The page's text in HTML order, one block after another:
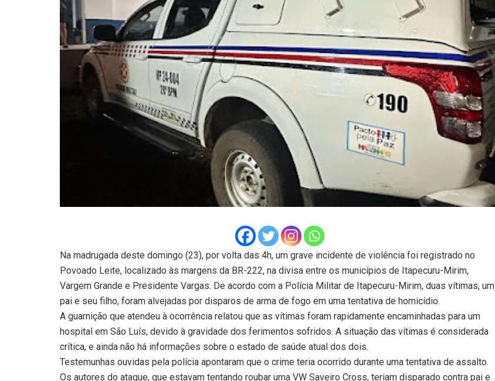
Na madrugada deste domingo (23), por volta das 4h, um grave incidente de violência foi registrado no
Povoado Leite, localizado às margens da BR-222, na divisa entre os municípios de Itapecuru-Mirim,
Vargem Grande e Presidente Vargas. De acordo com a Polícia Militar de Itapecuru-Mirim, duas vítimas, um
pai e seu filho, foram alvejadas por disparos de arma de fogo em uma tentativa de homicídio.
A guarnição que atendeu à ocorrência relatou que as vítimas foram rapidamente encaminhadas para um
hospital em São Luís, devido à gravidade dos ferimentos sofridos. A situação das vítimas é considerada
crítica, e ainda não há informações sobre o estado de saúde atual dos dois.
Testemunhas ouvidas pela polícia apontaram que o crime teria ocorrido durante uma tentativa de assalto.
Os autores do ataque, que estavam tentando roubar uma VW Saveiro Cross, teriam disparado contra pai e